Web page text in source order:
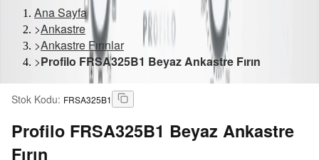
Ana Sayfa
>Ankastre
>Ankastre Fırınlar
>Profilo FRSA325B1 Beyaz Ankastre Fırın
Stok Kodu: FRSA325B1
Profilo FRSA325B1 Beyaz Ankastre
Fırın